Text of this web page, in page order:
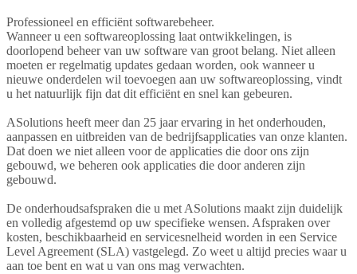
Professioneel en efficiënt softwarebeheer.
Wanneer u een softwareoplossing laat ontwikkelingen, is
doorlopend beheer van uw software van groot belang. Niet alleen
moeten er regelmatig updates gedaan worden, ook wanneer u
nieuwe onderdelen wil toevoegen aan uw softwareoplossing, vindt
u het natuurlijk fijn dat dit efficiënt en snel kan gebeuren.
ASolutions heeft meer dan 25 jaar ervaring in het onderhouden,
aanpassen en uitbreiden van de bedrijfsapplicaties van onze klanten.
Dat doen we niet alleen voor de applicaties die door ons zijn
gebouwd, we beheren ook applicaties die door anderen zijn
gebouwd.
De onderhoudsafspraken die u met ASolutions maakt zijn duidelijk
en volledig afgestemd op uw specifieke wensen. Afspraken over
kosten, beschikbaarheid en servicesnelheid worden in een Service
Level Agreement (SLA) vastgelegd. Zo weet u altijd precies waar u
aan toe bent en wat u van ons mag verwachten.